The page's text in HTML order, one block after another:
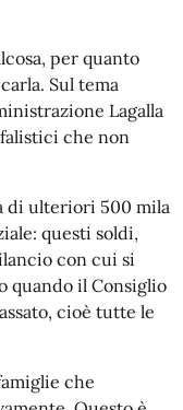
per quanto
Sul tema
Lagalla
che non
di ulteriori 500 mila
questi soldi,
con cui si
quando il Consiglio
cioè tutte le
che